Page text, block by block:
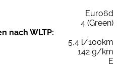
Euro6d
4 (Green)
nach WLTP:
5,4 l/100km
142 g/km
E